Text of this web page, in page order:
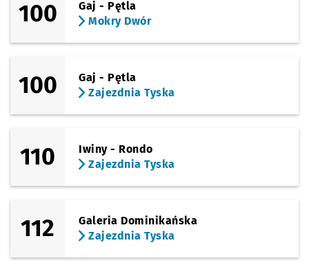
Pl. Hirszfelda
Arena
EPI
100
Gaj - Pętla
Mokry Dwór
100
Gaj - Pętla
Zajezdnia Tyska
110
Iwiny - Rondo
Zajezdnia Tyska
112
Galeria Dominikańska
Zajezdnia Tyska